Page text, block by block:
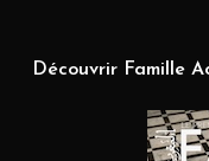
Découvrir Famille